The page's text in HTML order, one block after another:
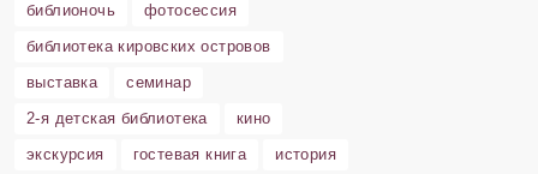
библионочь
фотосессия
библиотека кировских островов
выставка
семинар
2-я детская библиотека
кино
экскурсия
гостевая книга
история